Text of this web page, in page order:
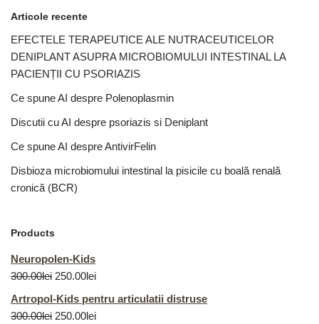
Articole recente
EFECTELE TERAPEUTICE ALE NUTRACEUTICELOR
DENIPLANT ASUPRA MICROBIOMULUI INTESTINAL LA
PACIENȚII CU PSORIAZIS
Ce spune AI despre Polenoplasmin
Discutii cu AI despre psoriazis si Deniplant
Ce spune AI despre AntivirFelin
Disbioza microbiomului intestinal la pisicile cu boală renală
cronică (BCR)
Products
Neuropolen-Kids
300.00lei 250.00lei
Artropol-Kids pentru articulatii distruse
300.00lei 250.00lei